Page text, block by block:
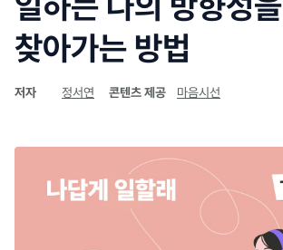
찾아가는 방법
저자 정서연 콘텐츠 제공 마음시선